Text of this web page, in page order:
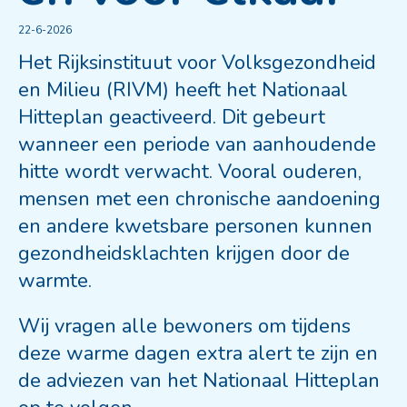
22-6-2026
Het Rijksinstituut voor Volksgezondheid
en Milieu (RIVM) heeft het Nationaal
Hitteplan geactiveerd. Dit gebeurt
wanneer een periode van aanhoudende
hitte wordt verwacht. Vooral ouderen,
mensen met een chronische aandoening
en andere kwetsbare personen kunnen
gezondheidsklachten krijgen door de
warmte.
Wij vragen alle bewoners om tijdens
deze warme dagen extra alert te zijn en
de adviezen van het Nationaal Hitteplan